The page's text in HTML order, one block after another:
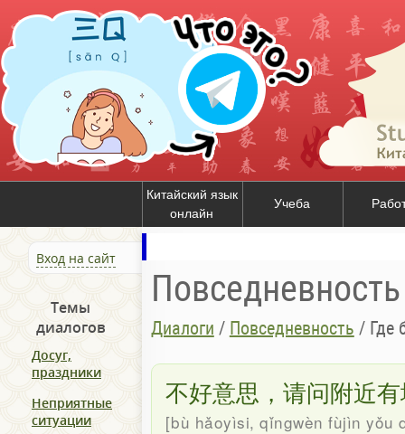
Китайский язык
онлайн
Учеба
Вход на сайт
Темы
диалогов
Досуг,
праздники
Неприятные
ситуации
Повседневность
Диалоги / Повседневность / Где
不好意思，请问附近
bù hǎoyìsi, qǐngwèn fùjìn yǒu